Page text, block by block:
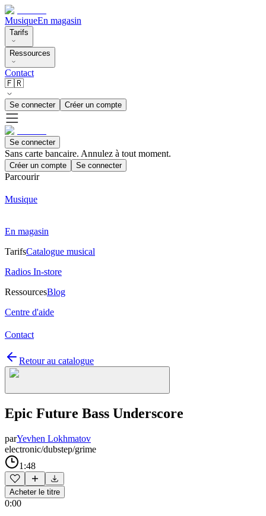
MusiqueEn magasin
Tarifs
Ressources
Contact
🇫🇷
Se connecter Créer un compte
Se connecter
Sans carte bancaire. Annulez à tout moment.
Créer un compte Se connecter
Parcourir
Musique
En magasin
TarifsCatalogue musical
Radios In-store
RessourcesBlog
Centre d'aide
Contact
Retour au catalogue
Epic Future Bass Underscore
parYevhen Lokhmatov
electronic/dubstep/grime
1:48
Acheter le titre
0:00